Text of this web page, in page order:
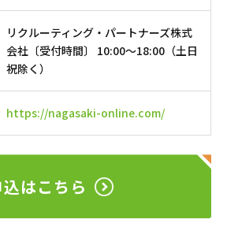
リクルーティング・パートナーズ株式
会社〔受付時間〕 10:00～18:00（土日
祝除く）
https://nagasaki-online.com/
込はこちら